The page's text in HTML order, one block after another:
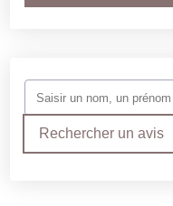
Rechercher un avis